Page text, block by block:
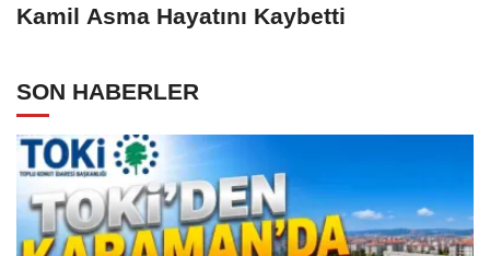
Kamil Asma Hayatını Kaybetti
SON HABERLER